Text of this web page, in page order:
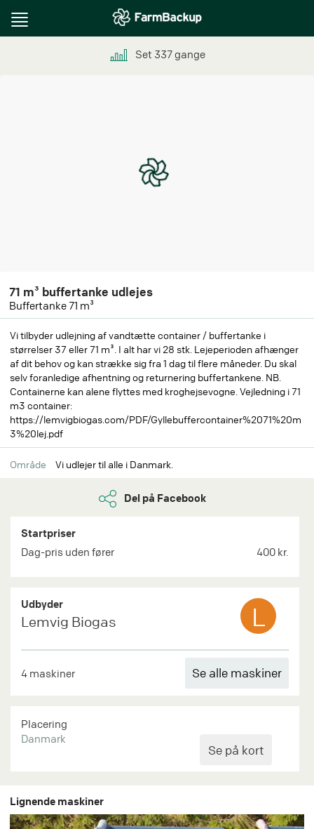
Toggle
Set 337gange
71 m³ buffertanke udlejes
Buffertanke 71 m³
Vi tilbyder udlejning af vandtætte container / buffertanke i
størrelser 37 eller 71 m³. I alt har vi 28 stk. Lejeperioden afhænger
af dit behov og kan strække sig fra 1 dag til flere måneder. Du skal
selv foranledige afhentning og returnering buffertankene. NB.
Containerne kan alene flyttes med kroghejsevogne. Vejledning i 71
m3 container:
https://lemvigbiogas.com/PDF/Gyllebuffercontainer%2071%20m
3%20lej.pdf
Område Vi udlejer til alle i Danmark.
Del på Facebook
Startpriser
Dag-pris uden fører
400 kr.
Udbyder
Lemvig Biogas L
4 maskiner Se alle maskiner
Placering
Danmark
Lignende maskiner